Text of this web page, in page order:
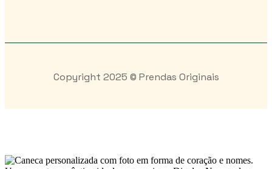
Copyright 2025 © Prendas Originais